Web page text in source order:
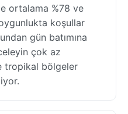
ortalama %78 ve
koşullar
gün batımına
çok az
tropikal bölgeler